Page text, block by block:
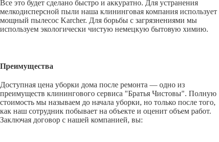
Все это будет сделано быстро и аккуратно. Для устранения
мелкодисперсной пыли наша клининговая компания использует
мощный пылесос Karcher. Для борьбы с загрязнениями мы
используем экологически чистую немецкую бытовую химию.
Преимущества
Доступная цена уборки дома после ремонта — одно из
преимуществ клинингового сервиса "Братья Чистовы". Полную
стоимость мы называем до начала уборки, но только после того,
как наш сотрудник побывает на объекте и оценит объем работ.
Заключая договор с нашей компанией, вы: